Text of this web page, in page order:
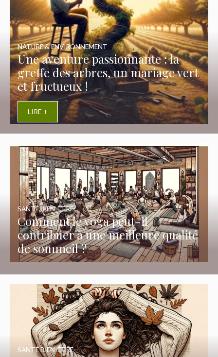
Une aventure passionnante : la
greffe des arbres, un mariage vert
et fructueux !
NATURE & ENVIRONNEMENT
LIRE +
Comment le yoga peut-il
contribuer à une meilleure qualité
de sommeil ?
SANTÉ BIEN-ÊTRE
SANTÉ BIEN-ÊTRE